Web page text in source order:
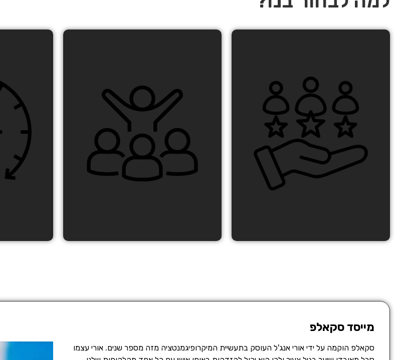
מייסד סקאלפ
סקאלפ הוקמה על ידי אורי אנג'ל העוסק בתעשיית המיקרופיגמנטציה מזה מספר שנים. אורי עצמו